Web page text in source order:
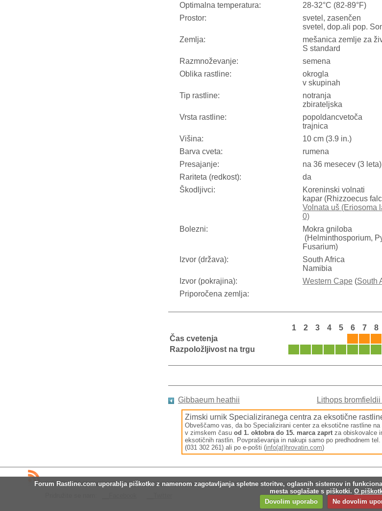
Optimalna temperatura:
28-32°C (82-89°F)
Prostor:
svetel, zasenčen
svetel, dop.ali pop.
Zemlja:
mešanica zemlje za
S standard
Razmnoževanje:
semena
Oblika rastline:
okrogla
v skupinah
Tip rastline:
notranja
zbirateljska
Vrsta rastline:
popoldancvetoča
trajnica
Višina:
10 cm (3.9 in.)
Barva cveta:
rumena
Presajanje:
na 36 mesecev (3 leta)
Rariteta (redkost):
da
Škodljivci:
Koreninski volnati
kapar (Rhizzoecus
Volnata uš (Eriosoma
0)
Bolezni:
Mokra gniloba
(Helminthosporium,
Fusarium)
Izvor (država):
South Africa
Namibia
Izvor (pokrajina):
Western Cape (South
Priporočena zemlja:
1 2 3 4 5 6 7 8
Čas cvetenja
Razpoložljivost na trgu
Gibbaeum heathii Lithops
Zimski urnik Specializiranega centra za eksotične
Obveščamo vas, da bo Specializirani center za eksotične rastline na
v zimskem času od 1. oktobra do 15. marca zaprt za obiskovalce
eksotičnih rastlin. Povpraševanja in nakupi samo po predhodnem tel.
(031 302 261) ali po e-pošti (info(at)hrovatin.com)
© 2002-2026 Hrovatin exotica __info(at)hrovatin.com __Zemljevid strani__Oglaševanje__Production:skupina
Forum Rastline.com uporablja piškotke z namenom zagotavljanja spletne storitve, oglasnih sistemov in
mesta soglašate s piškotki.O
Dovolim uporabo
Ne dovolim